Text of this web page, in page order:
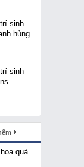
sinh
hùng
sinh
quả